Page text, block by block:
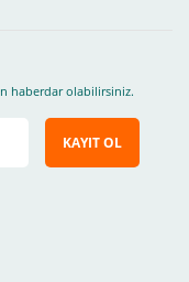
haberdar olabilirsiniz.
KAYIT OL